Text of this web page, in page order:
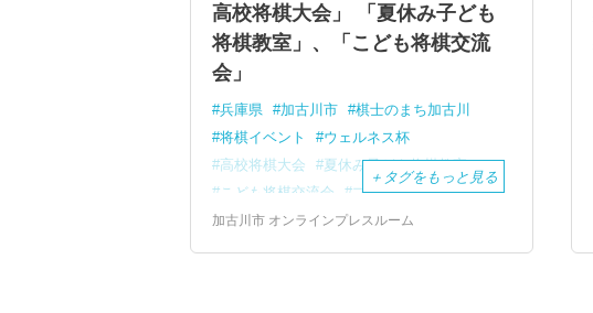
高校将棋大会」 「夏休み子ども
将棋教室」、「こども将棋交流
会」
兵庫県 加古川市
棋士のまち加古川
将棋イベント
ウェルネス杯
高校将棋大会
夏休み子ども将棋教室
こども将棋交流会
プロ棋士
加古川青流戦
将棋フェスタ
＋ タグをもっと見る
加古川市 オンラインプレスルーム